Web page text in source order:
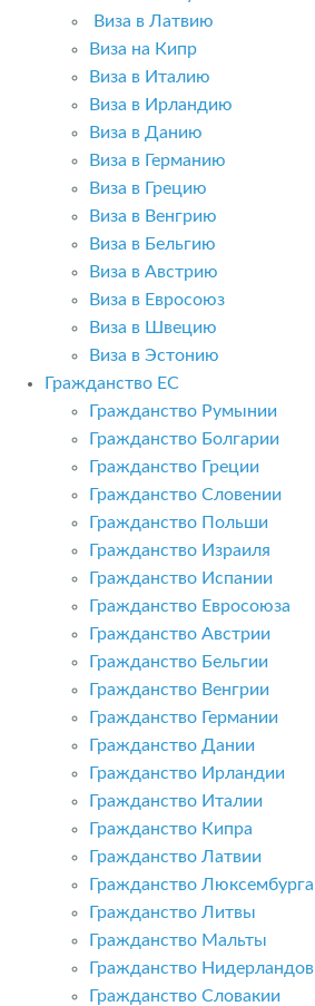
Виза в Латвию
Виза на Кипр
Виза в Италию
Виза в Ирландию
Виза в Данию
Виза в Германию
Виза в Грецию
Виза в Венгрию
Виза в Бельгию
Виза в Австрию
Виза в Евросоюз
Виза в Швецию
Виза в Эстонию
Гражданство ЕС
Гражданство Румынии
Гражданство Болгарии
Гражданство Греции
Гражданство Словении
Гражданство Польши
Гражданство Израиля
Гражданство Испании
Гражданство Евросоюза
Гражданство Австрии
Гражданство Бельгии
Гражданство Венгрии
Гражданство Германии
Гражданство Дании
Гражданство Ирландии
Гражданство Италии
Гражданство Кипра
Гражданство Латвии
Гражданство Люксембурга
Гражданство Литвы
Гражданство Мальты
Гражданство Нидерландов
Гражданство Словакии